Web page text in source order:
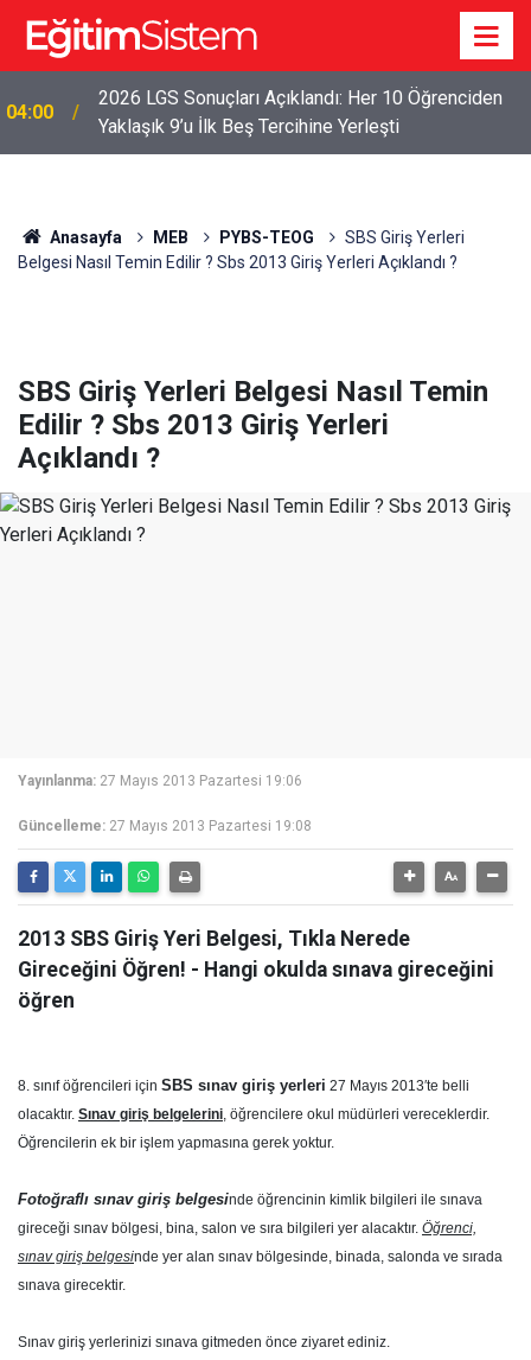
04:00
2026 LGS Sonuçları Açıklandı: Her 10 Öğrenciden
Yaklaşık 9’u İlk Beş Tercihine Yerleşti
Anasayfa MEB PYBS-TEOG
SBS Giriş Yerleri
Belgesi Nasıl Temin Edilir ? Sbs 2013 Giriş Yerleri Açıklandı ?
SBS Giriş Yerleri Belgesi Nasıl Temin
Edilir ? Sbs 2013 Giriş Yerleri
Açıklandı ?
Yayınlanma: 27 Mayıs 2013 Pazartesi 19:06
Güncelleme: 27 Mayıs 2013 Pazartesi 19:08
2013 SBS Giriş Yeri Belgesi, Tıkla Nerede
Gireceğini Öğren! - Hangi okulda sınava gireceğini
öğren
8. sınıf öğrencileri için SBS sınav giriş yerleri 27 Mayıs 2013′te belli
olacaktır. Sınav giriş belgelerini, öğrencilere okul müdürleri vereceklerdir.
Öğrencilerin ek bir işlem yapmasına gerek yoktur.
Fotoğraflı sınav giriş belgesinde öğrencinin kimlik bilgileri ile sınava
gireceği sınav bölgesi, bina, salon ve sıra bilgileri yer alacaktır. Öğrenci,
sınav giriş belgesinde yer alan sınav bölgesinde, binada, salonda ve sırada
sınava girecektir.
Sınav giriş yerlerinizi sınava gitmeden önce ziyaret ediniz.